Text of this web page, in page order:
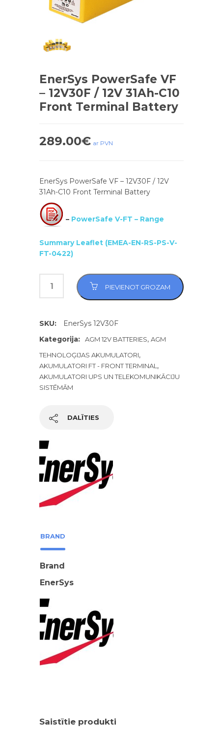
EnerSys PowerSafe VF
– 12V30F / 12V 31Ah-C10
Front Terminal Battery
289.00€ ar PVN
EnerSys PowerSafe VF – 12V30F / 12V
31Ah-C10 Front Terminal Battery
– PowerSafe V-FT – Range
Summary Leaflet (EMEA-EN-RS-PS-V-
FT-0422)
PIEVIENOT GROZAM
SKU:
EnerSys 12V30F
Kategorija:
AGM 12V BATTERIES, AGM
TEHNOLOĢIJAS AKUMULATORI,
AKUMULATORI FT - FRONT TERMINAL,
AKUMULATORI UPS UN TELEKOMUNIKĀCIJU
SISTĒMĀM
DALĪTIES
BRAND
Brand
EnerSys
Saistītie produkti